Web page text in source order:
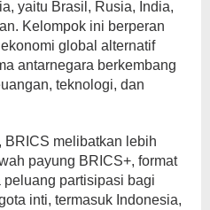
yaitu Brasil, Rusia, India,
Kelompok ini berperan
global alternatif
antarnegara berkembang
teknologi, dan
BRICS melibatkan lebih
payung BRICS+, format
peluang partisipasi bagi
inti, termasuk Indonesia,